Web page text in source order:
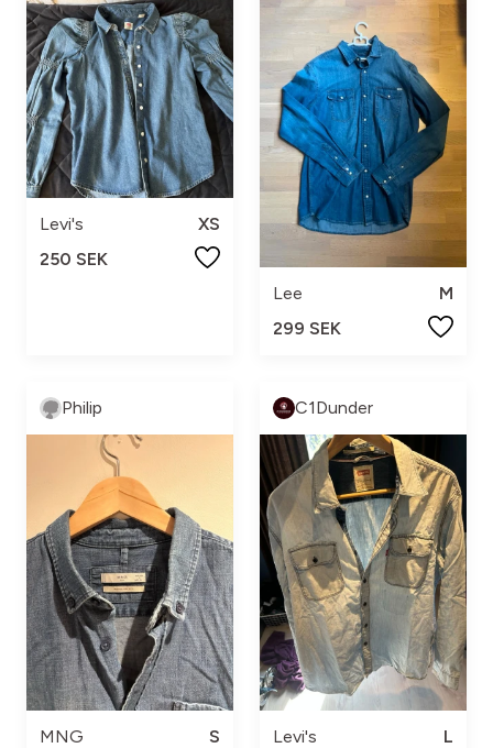
Levi's
XS
250 SEK
Lee
M
299 SEK
Philip
MNG
S
C1Dunder
Levi's
L